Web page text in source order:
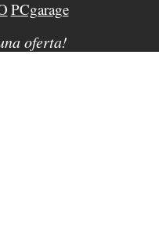
PCgarage
oferta!